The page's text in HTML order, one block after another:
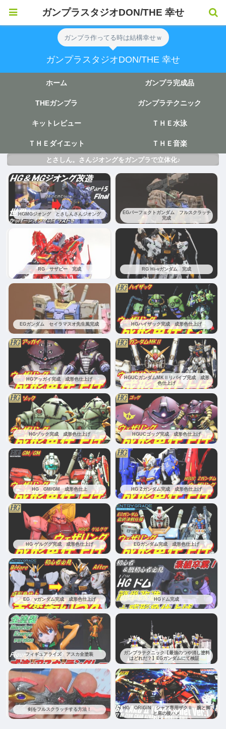
ガンプラ作ってる時は結構幸せｗ
ガンプラスタジオDON/THE 幸せ
ホーム ガンプラ完成品
THEガンプラ ガンプラテクニック
キットレビュー ＴＨＥ水泳
ＴＨＥダイエット ＴＨＥ音楽
とさしん。さんジオングをガンプラで立体化♪
HGMGジオング とさしんさんジオング
EGパーフェクトガンダム フルスクラッチ
完成
RG サザビー 完成 RG Hi-νガンダム 完成
EGガンダム セイラマスオ先生風完成 HGハイザック完成 成形色仕上げ
HGアッガイ完成 成形色仕上げ
HGUCガンダムMKⅡリバイブ完成 成形
色仕上げ
HGゾック完成 成形色仕上げ HGUCゴッグ完成 成形色仕上げ
HG GM/GM 成形色仕上 HG Zガンダム完成 成形色仕上げ
HG ゲルググ完成 成形色仕上げ EGガンダム完成 成形色仕上げ
EG νガンダム完成 成形色仕上げ HGドム完成
フィギュアライズ アスカ全塗装
ガンプラテクニック【最強のつや消し塗料
はどれだ？】EGガンダムにて検証
剣をフルスクラッチする方法！
HG ORIGIN シャア専用ザクⅡ 腕と脚
と肩の後ハメ
ガンプラスタジオDON/THE 幸せ